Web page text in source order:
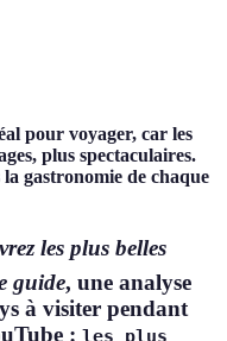
pour voyager, car les
plus spectaculaires.
gastronomie de chaque
les plus belles
guide, une analyse
à visiter pendant
: les plus